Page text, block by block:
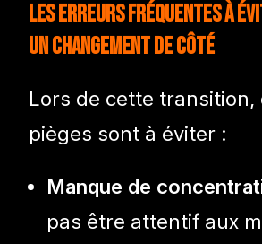
Les erreurs fréquentes à
un changement de côté
Lors de cette transition,
pièges sont à éviter :
Manque de
pas être attentif aux